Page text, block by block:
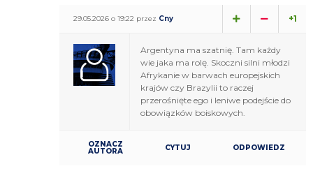
29.05.2026 o 19:22 przez Cny +1
Argentyna ma szatnię. Tam każdy
wie jaka ma rolę. Skoczni silni młodzi
Afrykanie w barwach europejskich
krajów czy Brazylii to raczej
przerośnięte ego i leniwe podejście do
obowiązków boiskowych.
OZNACZ
AUTORA CYTUJ ODPOWIEDZ